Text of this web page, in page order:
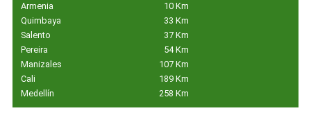
Armenia
10 Km
Quimbaya
33 Km
Salento
37 Km
Pereira
54 Km
Manizales
107 Km
Cali
189 Km
Medellín
258 Km